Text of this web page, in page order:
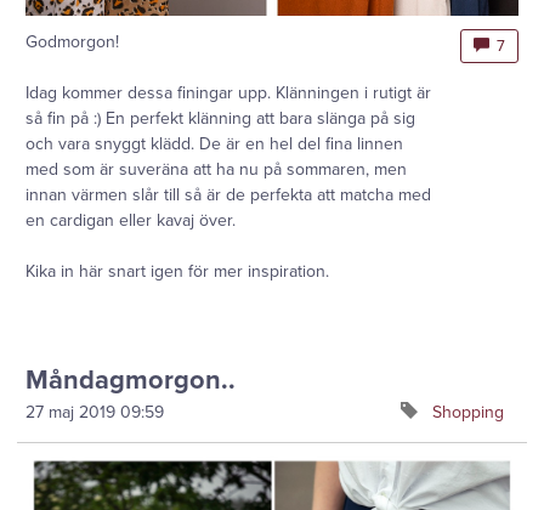
Godmorgon!
Idag kommer dessa finingar upp. Klänningen i rutigt är
så fin på :) En perfekt klänning att bara slänga på sig
och vara snyggt klädd. De är en hel del fina linnen
med som är suveräna att ha nu på sommaren, men
innan värmen slår till så är de perfekta att matcha med
en cardigan eller kavaj över.
Kika in här snart igen för mer inspiration.
7
Måndagmorgon..
27 maj 2019 09:59 Shopping